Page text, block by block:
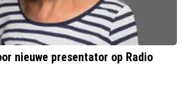
nieuwe presentator op Radio